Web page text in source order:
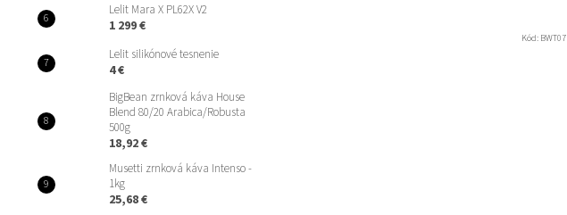
Lelit Mara X PL62X V2
1 299 €
Lelit silikónové tesnenie
4 €
BigBean zrnková káva House
Blend 80/20 Arabica/Robusta
500g
18,92 €
Musetti zrnková káva Intenso -
1kg
25,68 €
Kód: BWT07